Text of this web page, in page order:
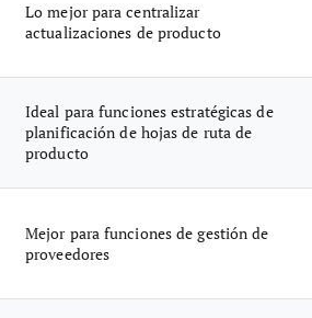
Lo mejor para centralizar
actualizaciones de producto
Ideal para funciones estratégicas de
planificación de hojas de ruta de
producto
Mejor para funciones de gestión de
proveedores